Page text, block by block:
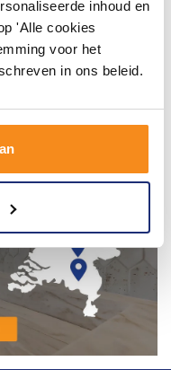
inhoud en
'Alle cookies
voor het
in ons beleid.